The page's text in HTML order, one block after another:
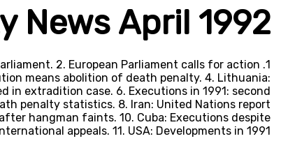
News April 1992
2. European Parliament calls for action
means abolition of death penalty. 4. Lithuania:
in extradition case. 6. Executions in 1991: second
penalty statistics. 8. Iran: United Nations report
hangman faints. 10. Cuba: Executions despite
appeals. 11. USA: Developments in 1991.